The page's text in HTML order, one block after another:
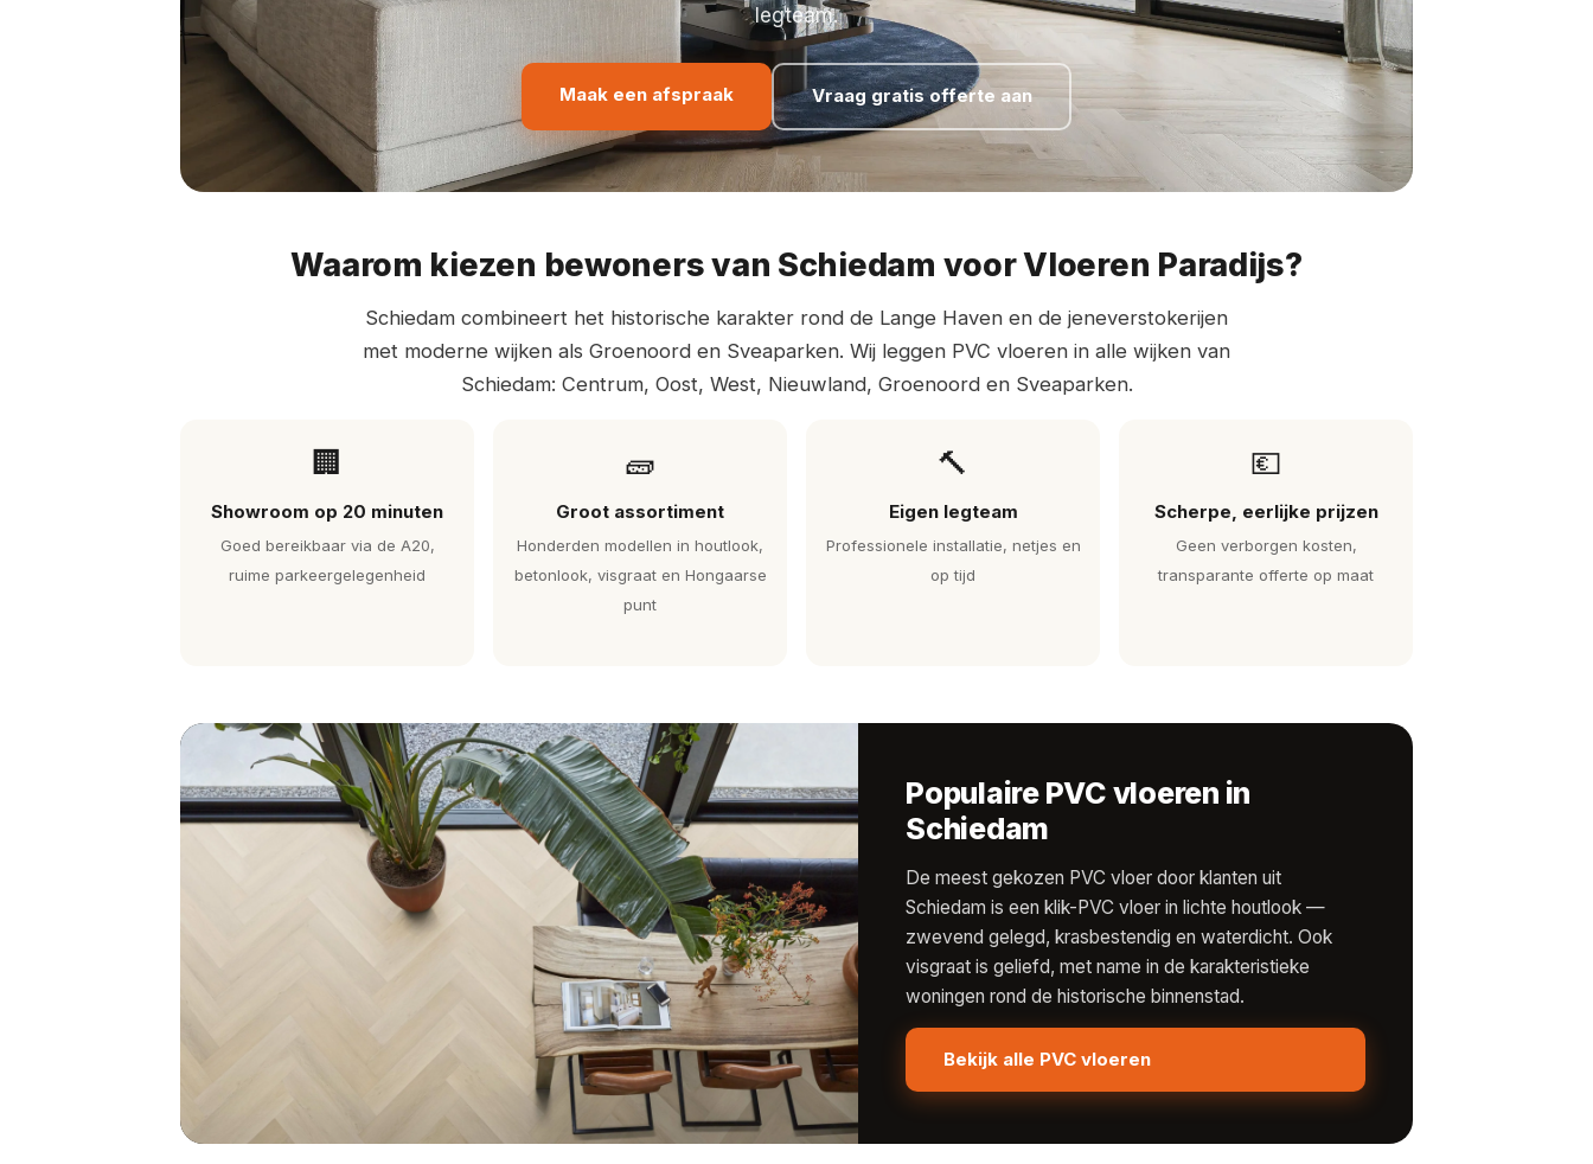
legteam.
Maak een afspraak Vraag gratis offerte aan
Waarom kiezen bewoners van Schiedam voor Vloeren Paradijs?
Schiedam combineert het historische karakter rond de Lange Haven en de jeneverstokerijen
met moderne wijken als Groenoord en Sveaparken. Wij leggen PVC vloeren in alle wijken van
Schiedam: Centrum, Oost, West, Nieuwland, Groenoord en Sveaparken.
🏢
Showroom op 20 minuten
Goed bereikbaar via de A20,
ruime parkeergelegenheid
🧱
Groot assortiment
Honderden modellen in houtlook,
betonlook, visgraat en Hongaarse
punt
🔨
Eigen legteam
Professionele installatie, netjes en
op tijd
💶
Scherpe, eerlijke prijzen
Geen verborgen kosten,
transparante offerte op maat
Populaire PVC vloeren in
Schiedam
De meest gekozen PVC vloer door klanten uit
Schiedam is een klik-PVC vloer in lichte houtlook —
zwevend gelegd, krasbestendig en waterdicht. Ook
visgraat is geliefd, met name in de karakteristieke
woningen rond de historische binnenstad.
Bekijk alle PVC vloeren